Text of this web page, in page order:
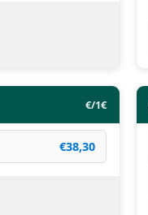
€/1€
€38,30